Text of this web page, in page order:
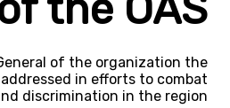
of the organization the
in efforts to combat
discrimination in the region.